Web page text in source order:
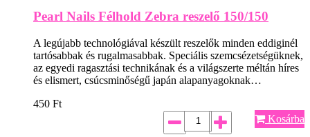
Pearl Nails Félhold Zebra reszelő 150/150
A legújabb technológiával készült reszelők minden eddiginél
tartósabbak és rugalmasabbak. Speciális szemcsézetségüknek,
az egyedi ragasztási technikának és a világszerte méltán híres
és elismert, csúcsminőségű japán alapanyagoknak…
450 Ft
Kosárba